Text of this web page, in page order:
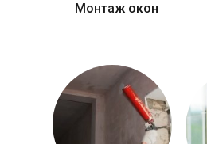
Монтаж окон